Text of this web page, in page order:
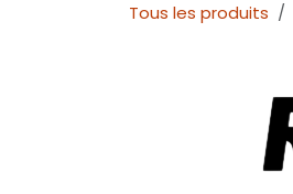
Tous les produits